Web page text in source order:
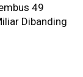
49
Dibanding